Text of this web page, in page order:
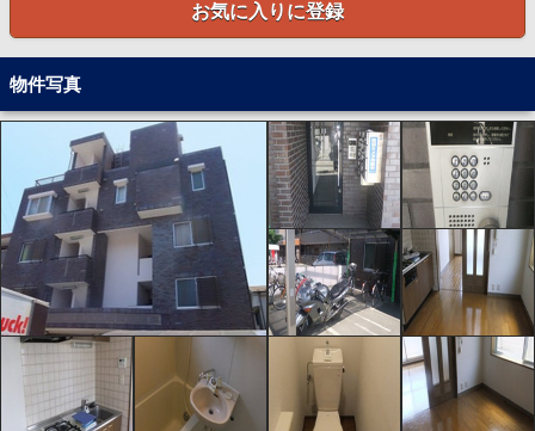
お気に入りに登録
物件写真